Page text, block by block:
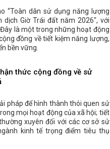
“Toàn dân sử dụng năng lượng
dịch Giờ Trái đất năm 2026", với
là một trong những hoạt động
đồng về tiết kiệm năng lượng,
bền vững.
thức cộng đồng về sử
pháp để hình thành thói quen sử
mọi hoạt động của xã hội; tiết
xuyên đối với các cơ sở sử
kinh tế trọng điểm tiêu thụ